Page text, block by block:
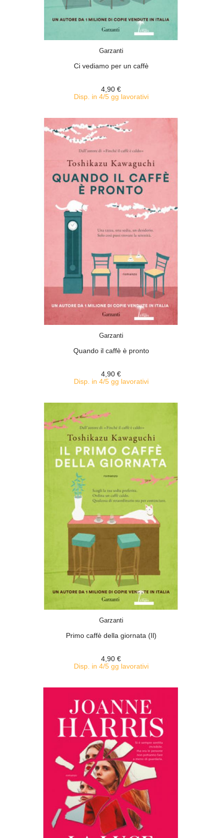
Garzanti
Ci vediamo per un caffè
4,90 €
Disp. in 4/5 gg lavorativi
Garzanti
Quando il caffè è pronto
4,90 €
Disp. in 4/5 gg lavorativi
Garzanti
Primo caffè della giornata (Il)
4,90 €
Disp. in 4/5 gg lavorativi